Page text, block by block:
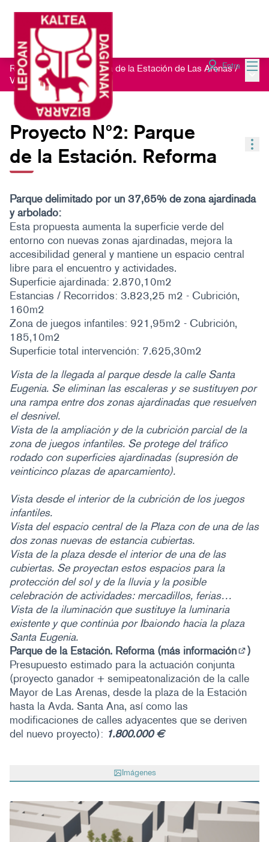
Entra
Remodelación de la Plaza de la Estación de Las Arenas/
Votación
Proyecto Nº2: Parque
de la Estación. Reforma
Parque delimitado por un 37,65% de zona ajardinada
y arbolado:
Esta propuesta aumenta la superficie verde del
entorno con nuevas zonas ajardinadas, mejora la
accesibilidad general y mantiene un espacio central
libre para el encuentro y actividades.
Superficie ajardinada: 2.870,10m2
Estancias / Recorridos: 3.823,25 m2 - Cubrición,
160m2
Zona de juegos infantiles: 921,95m2 - Cubrición,
185,10m2
Superficie total intervención: 7.625,30m2
Vista de la llegada al parque desde la calle Santa
Eugenia. Se eliminan las escaleras y se sustituyen por
una rampa entre dos zonas ajardinadas que resuelven
el desnivel.
Vista de la ampliación y de la cubrición parcial de la
zona de juegos infantiles. Se protege del tráfico
rodado con superficies ajardinadas (supresión de
veinticinco plazas de aparcamiento).
Vista desde el interior de la cubrición de los juegos
infantiles.
Vista del espacio central de la Plaza con de una de las
dos zonas nuevas de estancia cubiertas.
Vista de la plaza desde el interior de una de las
cubiertas. Se proyectan estos espacios para la
protección del sol y de la lluvia y la posible
celebración de actividades: mercadillos, ferias…
Vista de la iluminación que sustituye la luminaria
existente y que continúa por Ibaiondo hacia la plaza
Santa Eugenia.
Parque de la Estación. Reforma (más información
)
Presupuesto estimado para la actuación conjunta
(proyecto ganador + semipeatonalización de la calle
Mayor de Las Arenas, desde la plaza de la Estación
hasta la Avda. Santa Ana, así como las
modificaciones de calles adyacentes que se deriven
del nuevo proyecto): 1.800.000 €
Imágenes